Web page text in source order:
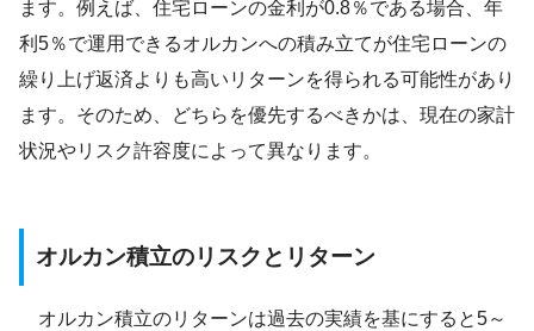
ます。例えば、住宅ローンの金利が0.8％である場合、年
利5％で運用できるオルカンへの積み立てが住宅ローンの
繰り上げ返済よりも高いリターンを得られる可能性があり
ます。そのため、どちらを優先するべきかは、現在の家計
状況やリスク許容度によって異なります。
オルカン積立のリスクとリターン
オルカン積立のリターンは過去の実績を基にすると5～